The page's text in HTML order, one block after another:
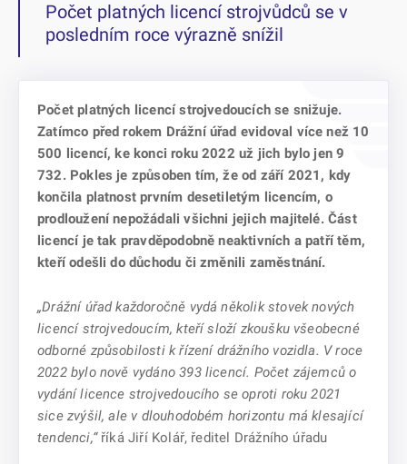
Počet platných licencí strojvedoucích se snižuje.
Zatímco před rokem Drážní úřad evidoval více než 10
500 licencí, ke konci roku 2022 už jich bylo jen 9
732. Pokles je způsoben tím, že od září 2021, kdy
končila platnost prvním desetiletým licencím, o
prodloužení nepožádali všichni jejich majitelé. Část
licencí je tak pravděpodobně neaktivních a patří těm,
kteří odešli do důchodu či změnili zaměstnání.
„Drážní úřad každoročně vydá několik stovek nových
licencí strojvedoucím, kteří složí zkoušku všeobecné
odborné způsobilosti k řízení drážního vozidla. V roce
2022 bylo nově vydáno 393 licencí. Počet zájemců o
vydání licence strojvedoucího se oproti roku 2021
sice zvýšil, ale v dlouhodobém horizontu má klesající
tendenci,“říká Jiří Kolář, ředitel Drážního úřadu
Počet platných licencí strojvůdců se v
posledním roce výrazně snížil